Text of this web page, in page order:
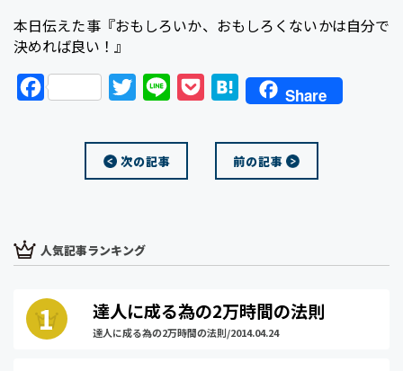
本日伝えた事『おもしろいか、おもしろくないかは自分で
決めれば良い！』
F
o
i
t
r
n
H
t
e
Share
前の記事
次の記事
人気記事ランキング
達人に成る為の2万時間の法則
達人に成る為の2万時間の法則/2014.04.24